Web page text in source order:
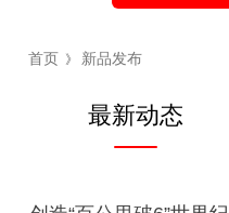
首页 》 新品发布
最新动态